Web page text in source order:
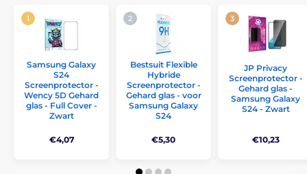
Samsung Galaxy
S24
Screenprotector -
Wency 5D Gehard
glas - Full Cover -
Zwart
€4,07
Bestsuit Flexible
Hybride
Screenprotector -
Gehard glas - voor
Samsung Galaxy
S24
€5,30
JP Privacy
Screenprotector -
Gehard glas -
Samsung Galaxy
S24 - Zwart
€10,23